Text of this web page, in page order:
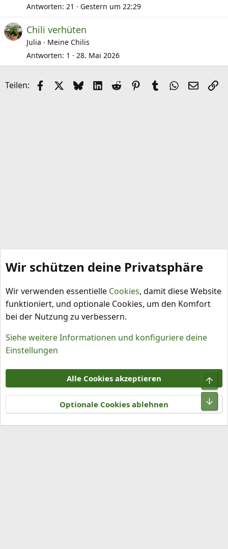
Antworten 21 Gestern um 22:29
Chili verhüten
Julia
Meine Chilis
Antworten 1 28. Mai 2026
Teilen: FacebookX (Twitter)
BlueskyLinkedIn
Reddit Pinterest
Tumblr WhatsApp
E-Mail
Nutzungsbedingungen
Datenschutz
Hilfe und Impressum
R
S
S
Community platform by XenForo® © 2010-2026 XenForo Ltd.
Wir schützen deine Privatsphäre
Wir verwenden essentielle Cookies, damit diese Website
funktioniert, und optionale Cookies, um den Komfort
bei der Nutzung zu verbessern.
Siehe weitere Informationen und konfiguriere deine
Einstellungen
Alle Cookies akzeptieren
Optionale Cookies ablehnen